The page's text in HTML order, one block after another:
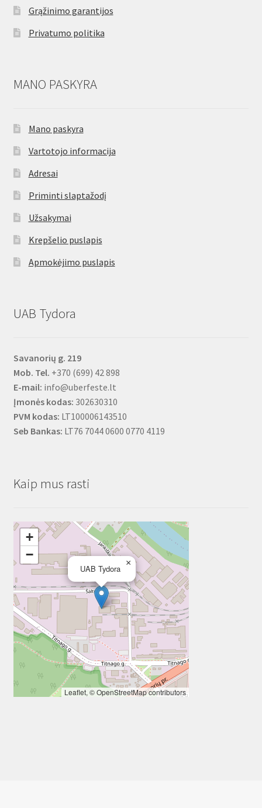
Grąžinimo garantijos
Privatumo politika
MANO PASKYRA
Mano paskyra
Vartotojo informacija
Adresai
Priminti slaptažodį
Užsakymai
Krepšelio puslapis
Apmokėjimo puslapis
UAB Tydora
Savanorių g. 219
Mob. Tel. +370 (699) 42 898
E-mail: info@uberfeste.lt
Įmonės kodas: 302630310
PVM kodas: LT100006143510
Seb Bankas: LT76 7044 0600 0770 4119
Kaip mus rasti
UAB Tydora
×
+
−
Leaflet, ©OpenStreetMapcontributors